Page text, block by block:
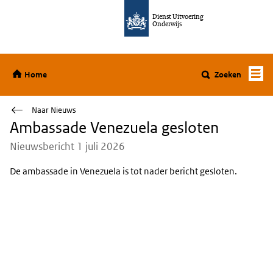
Dienst Uitvoering
Onderwijs
Home
Home Zoeken
Naar Nieuws
Ambassade Venezuela gesloten
Nieuwsbericht 1 juli 2026
De ambassade in Venezuela is tot nader bericht gesloten.